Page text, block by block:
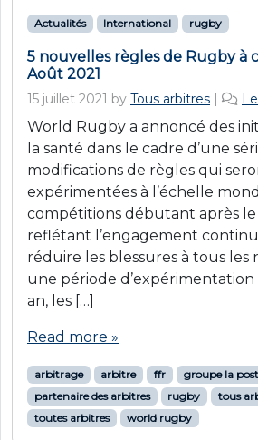
Actualités International rugby
5 nouvelles règles de Rugby à
Août 2021
15 juillet 2021 by Tous arbitres |
World Rugby a annoncé des
la santé dans le cadre d’une
modifications de règles qui
expérimentées à l’échelle
compétitions débutant après le
reflétant l’engagement
réduire les blessures à tous les
une période d’expérimentation
an, les […]
Read more »
arbitrage arbitre ffr groupe la
partenaire des arbitres
rugby
tous
toutes arbitres
world rugby